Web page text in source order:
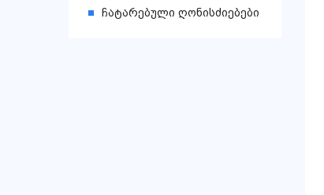
ჩატარებული ღონისძიებები